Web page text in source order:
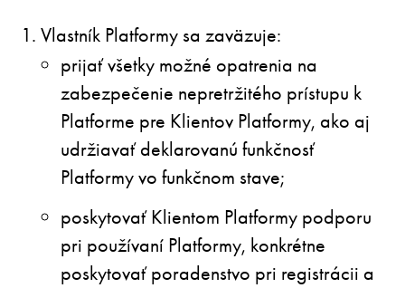
Vlastník Platformy sa zaväzuje:
prijať všetky možné opatrenia na
zabezpečenie nepretržitého prístupu k
Platforme pre Klientov Platformy, ako aj
udržiavať deklarovanú funkčnosť
Platformy vo funkčnom stave;
poskytovať Klientom Platformy podporu
pri používaní Platformy, konkrétne
poskytovať poradenstvo pri registrácii a